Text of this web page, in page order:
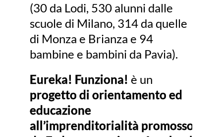
(30 da Lodi, 530 alunni dalle
scuole di Milano, 314 da quelle
di Monza e Brianza e 94
bambine e bambini da Pavia).
Eureka! Funziona! è un
progetto di orientamento ed
educazione
all’imprenditorialità promosso